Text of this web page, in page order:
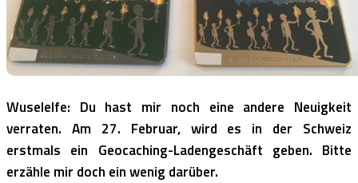
Wuselelfe: Du hast mir noch eine andere Neuigkeit
verraten. Am 27. Februar, wird es in der Schweiz
erstmals ein Geocaching-Ladengeschäft geben. Bitte
erzähle mir doch ein wenig darüber.